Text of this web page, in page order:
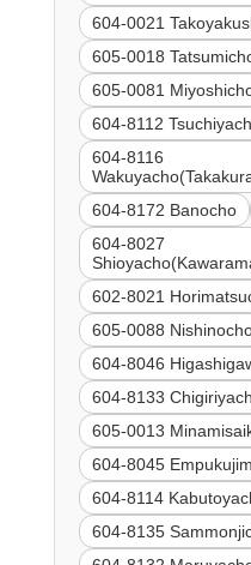
604-0021
605-0018
605-0081
604-8112
604-8116
604-8172 Banocho
604-8027
602-8021
605-0088
604-8046
604-8133
605-0013
604-8045
604-8114
604-8135